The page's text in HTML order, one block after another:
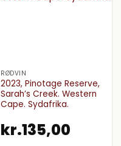
RØDVIN
2023, Pinotage Reserve,
Sarah’s Creek. Western
Cape. Sydafrika.
kr.135,00